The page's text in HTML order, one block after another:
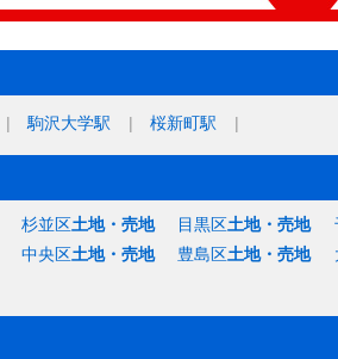
駒沢大学駅 桜新町駅
杉並区土地・売地 目黒区土地・売地
中央区土地・売地 豊島区土地・売地